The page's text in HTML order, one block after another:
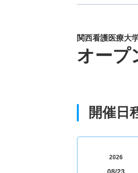
関西看護医療大
オープ
開催日
2026
08/23